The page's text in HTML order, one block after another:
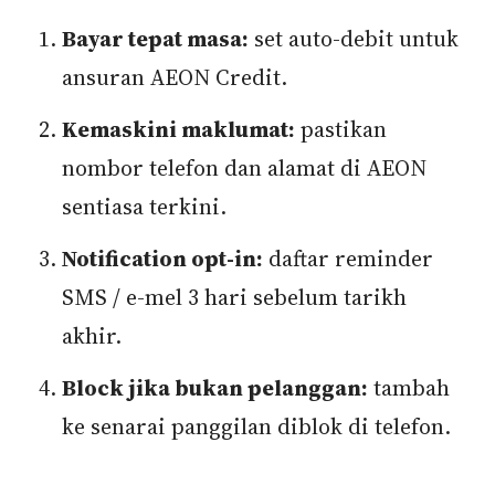
Bayar tepat masa: set auto-debit untuk
ansuran AEON Credit.
Kemaskini maklumat: pastikan
nombor telefon dan alamat di AEON
sentiasa terkini.
Notification opt-in: daftar reminder
SMS / e-mel 3 hari sebelum tarikh
akhir.
Block jika bukan pelanggan: tambah
ke senarai panggilan diblok di telefon.